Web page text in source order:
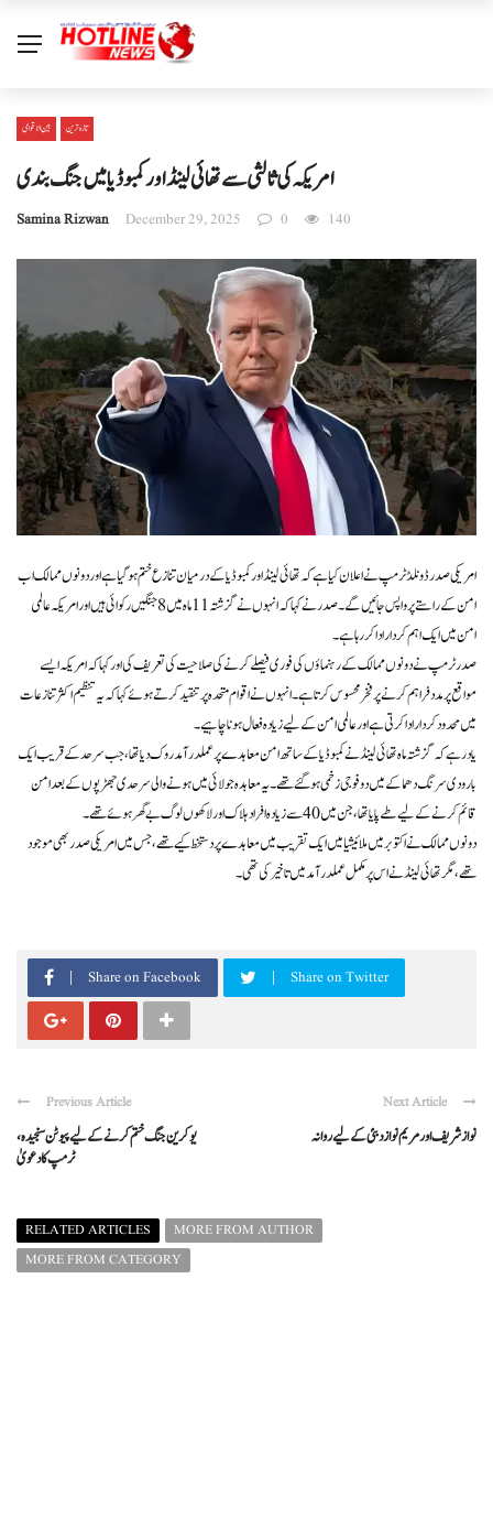
بین الا قوامی تازہ ترین
امریکہ کی ثالثی سے تھائی لینڈ اور کمبوڈیا میں جنگ بندی
Samina Rizwan December 29, 2025 0 140
امریکی صدر ڈونلڈ ٹرمپ نے اعلان کیا ہے کہ تھائی لینڈ اور کمبوڈیا کے درمیان تنازع ختم ہو گیا ہے اور دونوں ممالک اب
امن کے راستے پر واپس جائیں گے۔ صدر نے کہا کہ انہوں نے گزشتہ 11 ماہ میں 8 جنگیں رکوائی ہیں اور امریکہ عالمی
امن میں ایک اہم کردار ادا کر رہا ہے۔
صدر ٹرمپ نے دونوں ممالک کے رہنماؤں کی فوری فیصلے کرنے کی صلاحیت کی تعریف کی اور کہا کہ امریکہ ایسے
مواقع پر مدد فراہم کرنے پر فخر محسوس کرتا ہے۔ انہوں نے اقوام متحدہ پر تنقید کرتے ہوئے کہا کہ یہ تنظیم اکثر تنازعات
میں محدود کردار ادا کرتی ہے اور عالمی امن کے لیے زیادہ فعال ہونا چاہیے۔
یاد رہے کہ گزشتہ ماہ تھائی لینڈ نے کمبوڈیا کے ساتھ امن معاہدے پر عملدرآمد روک دیا تھا، جب سرحد کے قریب ایک
بارودی سرنگ دھماکے میں دو فوجی زخمی ہو گئے تھے۔ یہ معاہدہ جولائی میں ہونے والی سرحدی جھڑپوں کے بعد امن
قائم کرنے کے لیے طے پایا تھا، جن میں 40 سے زیادہ افراد ہلاک اور لاکھوں لوگ بے گھر ہوئے تھے۔
دونوں ممالک نے اکتوبر میں ملائیشیا میں ایک تقریب میں معاہدے پر دستخط کیے تھے، جس میں امریکی صدر بھی موجود
تھے، مگر تھائی لینڈ نے اس پر مکمل عملدرآمد میں تاخیر کی تھی۔
Share on Facebook Share on Twitter
Previous Article
یوکرین جنگ ختم کرنے کے لیے پیوٹن سنجیدہ،
ٹرمپ کا دعویٰ
Next Article
نواز شریف اور مریم نواز دبئی کے لیے روانہ
RELATED ARTICLES
MORE FROM AUTHOR
MORE FROM CATEGORY